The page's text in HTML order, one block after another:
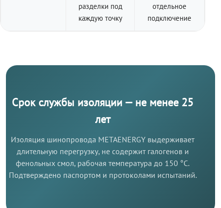
разделки под
каждую точку
отдельное
подключение
Срок службы изоляции — не менее 25
лет
Изоляция шинопровода METAENERGY выдерживает
длительную перегрузку, не содержит галогенов и
фенольных смол, рабочая температура до 150 °C.
Подтверждено паспортом и протоколами испытаний.